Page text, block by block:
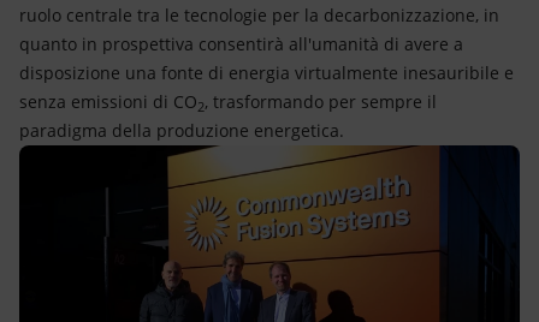
ruolo centrale tra le tecnologie per la decarbonizzazione, in
quanto in prospettiva consentirà all'umanità di avere a
disposizione una fonte di energia virtualmente inesauribile e
senza emissioni di CO2, trasformando per sempre il
paradigma della produzione energetica.